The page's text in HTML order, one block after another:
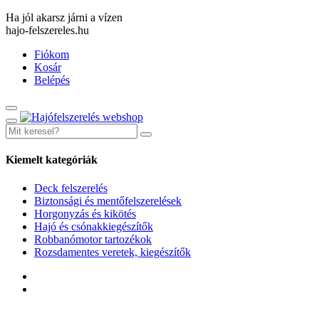
Ha jól akarsz járni a vízen
hajo-felszereles.hu
Fiókom
Kosár
Belépés
Kiemelt kategóriák
Deck felszerelés
Biztonsági és mentőfelszerelések
Horgonyzás és kikötés
Hajó és csónakkiegészítők
Robbanómotor tartozékok
Rozsdamentes veretek, kiegészítők